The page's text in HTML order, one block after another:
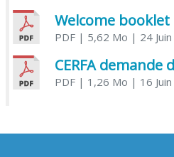
Welcome booklet
PDF| 5,62 Mo | 24
PDF| 1,26 Mo | 16